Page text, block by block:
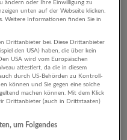
Bildung,
ändern oder Ihre Einwilligung zu
unten auf der Webseite klicken.
Weitere Informationen finden Sie in
Drittanbieter bei. Diese Drittanbieter
den USA) haben, die über kein
USA wird vom Europäischen
attestiert, da die in diesem
durch US-Behörden zu Kontroll-
können und Sie gegen eine solche
machen können. Mit dem Klick
Drittanbieter (auch in Drittstaaten)
um Folgendes